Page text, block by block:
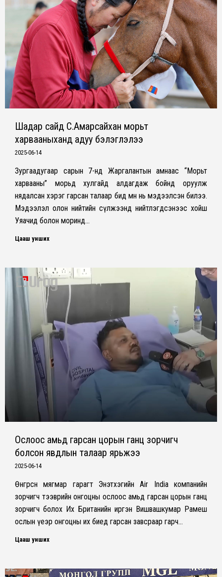
Шадар сайд С.Амарсайхан морьт
харвааныханд адуу бэлэглэлээ
2025-06-14
Зургаадугаар сарын 7-нд Жаргалантын амнаас “Морьт
харвааны” морьд хулгайд алдагдаж бойнд оруулж
нядалсан хэрэг гарсан талаар бид өмнө нь мэдээлсэн билээ.
Мэдээлэл олон нийтийн сүлжээнд нийтлэгдсэнээс хойш
Уяачид болон моринд…
Цааш унших
Ослоос амьд гарсан цорын ганц зорчигч
болсон явдлын талаар ярьжээ
2025-06-14
Өнгөрсөн мягмар гарагт Энэтхэгийн Air India компанийн
зорчигч тээврийн онгоцны ослоос амьд гарсан цорын ганц
зорчигч болох Их Британийн иргэн Вишвашкумар Рамеш
ослын үеэр онгоцны их биед гарсан завсраар гарч…
Цааш унших